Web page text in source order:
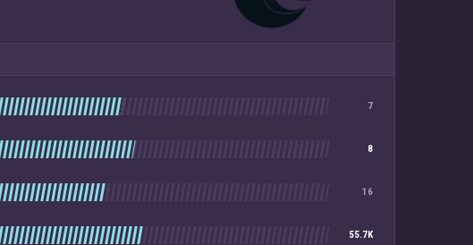
7
8
16
55.7K